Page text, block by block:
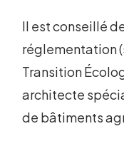
Il est conseillé
réglementation
Transition
architecte
de bâtiments